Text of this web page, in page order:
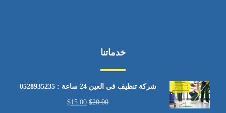
خدماتنا
شركة تنظيف في العين 24 ساعة : 0528935235
$20.00
$15.00